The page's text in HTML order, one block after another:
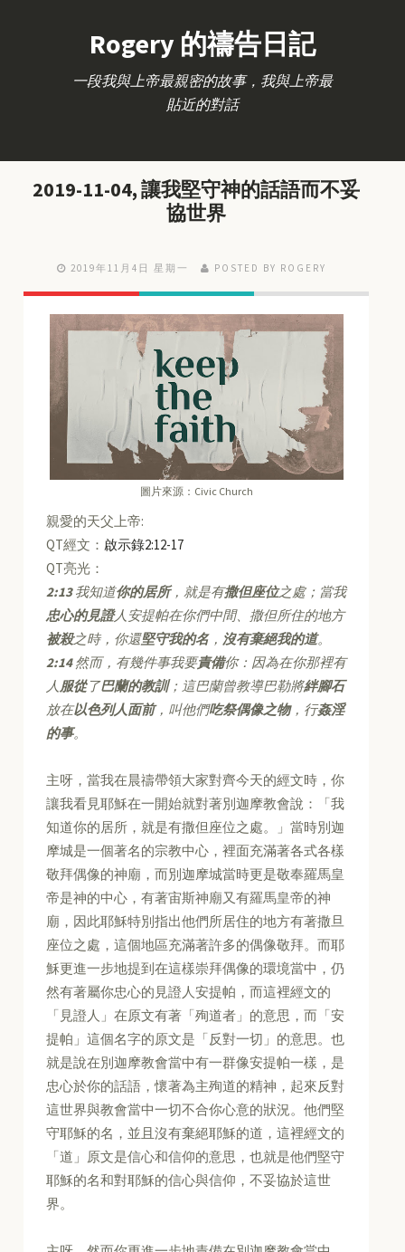
Rogery 的禱告日記
一段我與上帝最親密的故事，我與上帝最
貼近的對話
2019-11-04, 讓我堅守神的話語而不妥
協世界
2019年11月4日 星期一 POSTED BY ROGERY
圖片來源：Civic Church
親愛的天父上帝:
QT經文： 啟示錄2:12-17
QT亮光：
2:13我知道你的居所，就是有撒但座位之處；當我
忠心的見證人安提帕在你們中間、撒但所住的地方
被殺之時，你還堅守我的名， 沒有棄絕我的道。
2:14然而，有幾件事我要責備你：因為在你那裡有
人服從了巴蘭的教訓；這巴蘭曾教導巴勒將絆腳石
放在以色列人面前，叫他們吃祭偶像之物，行姦淫
的事。
主呀，當我在晨禱帶領大家對齊今天的經文時，你
讓我看見耶穌在一開始就對著別迦摩教會說：「我
知道你的居所，就是有撒但座位之處。」當時別迦
摩城是一個著名的宗教中心，裡面充滿著各式各樣
敬拜偶像的神廟，而別迦摩城當時更是敬奉羅馬皇
帝是神的中心，有著宙斯神廟又有羅馬皇帝的神
廟，因此耶穌特別指出他們所居住的地方有著撒旦
座位之處，這個地區充滿著許多的偶像敬拜。而耶
穌更進一步地提到在這樣崇拜偶像的環境當中，仍
然有著屬你忠心的見證人安提帕，而這裡經文的
「見證人」在原文有著「殉道者」的意思，而「安
提帕」這個名字的原文是「反對一切」的意思。也
就是說在別迦摩教會當中有一群像安提帕一樣，是
忠心於你的話語，懷著為主殉道的精神，起來反對
這世界與教會當中一切不合你心意的狀況。他們堅
守耶穌的名，並且沒有棄絕耶穌的道，這裡經文的
「道」原文是信心和信仰的意思，也就是他們堅守
耶穌的名和對耶穌的信心與信仰，不妥協於這世
界。